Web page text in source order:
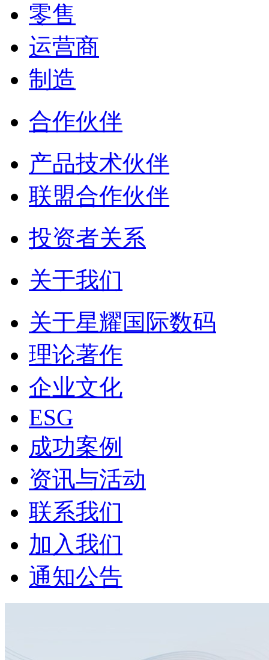
零售
运营商
制造
合作伙伴
产品技术伙伴
联盟合作伙伴
投资者关系
关于我们
关于星耀国际数码
理论著作
企业文化
ESG
成功案例
资讯与活动
联系我们
加入我们
通知公告